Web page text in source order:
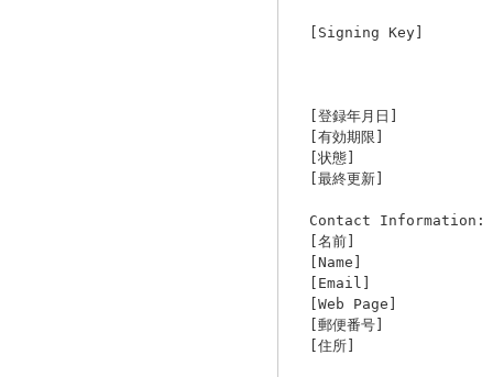
[Signing
[登録年月日]
[有効期限]
[状態]
[最終更新]
Contact Information: [
[名前] 日
[Name]
[Email]
[Web Page]
[郵便番号]
[住所] 東京都千